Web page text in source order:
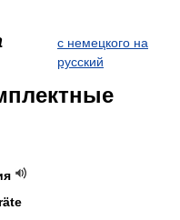
с немецкого на
русский